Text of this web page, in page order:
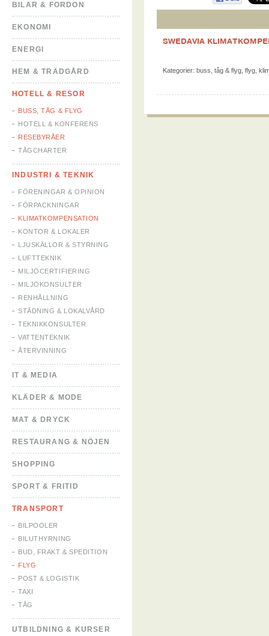
BILAR & FORDON
EKONOMI
ENERGI
HEM & TRÄDGÅRD
HOTELL & RESOR
BUSS, TÅG & FLYG
HOTELL & KONFERENS
RESEBYRÅER
TÅGCHARTER
INDUSTRI & TEKNIK
FÖRENINGAR & OPINION
FÖRPACKNINGAR
KLIMATKOMPENSATION
KONTOR & LOKALER
LJUSKÄLLOR & STYRNING
LUFTTEKNIK
MILJÖCERTIFIERING
MILJÖKONSULTER
RENHÅLLNING
STÄDNING & LOKALVÅRD
TEKNIKKONSULTER
VATTENTEKNIK
ÅTERVINNING
IT & MEDIA
KLÄDER & MODE
MAT & DRYCK
RESTAURANG & NÖJEN
SHOPPING
SPORT & FRITID
TRANSPORT
BILPOOLER
BILUTHYRNING
BUD, FRAKT & SPEDITION
FLYG
POST & LOGISTIK
TAXI
TÅG
UTBILDNING & KURSER
SWEDAVIA
Kategorier: buss, tåg & flyg flyg